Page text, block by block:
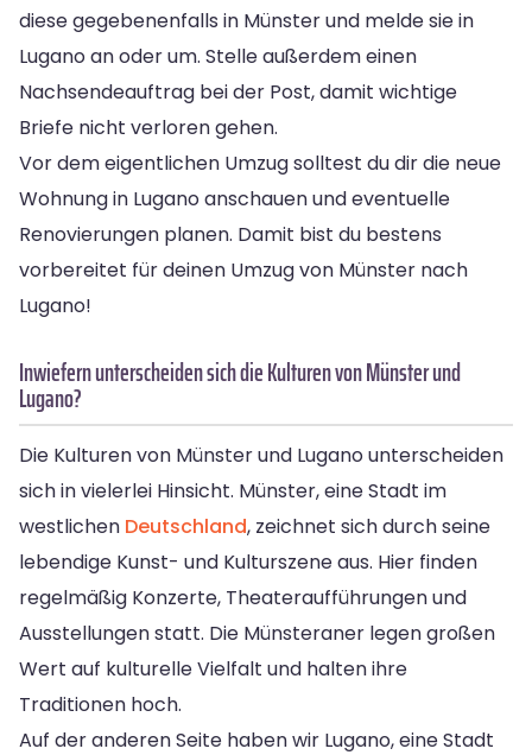
diese gegebenenfalls in Münster und melde sie in
Lugano an oder um. Stelle außerdem einen
Nachsendeauftrag bei der Post, damit wichtige
Briefe nicht verloren gehen.
Vor dem eigentlichen Umzug solltest du dir die neue
Wohnung in Lugano anschauen und eventuelle
Renovierungen planen. Damit bist du bestens
vorbereitet für deinen Umzug von Münster nach
Lugano!
Inwiefern unterscheiden sich die Kulturen von Münster und
Lugano?
Die Kulturen von Münster und Lugano unterscheiden
sich in vielerlei Hinsicht. Münster, eine Stadt im
westlichen Deutschland, zeichnet sich durch seine
lebendige Kunst- und Kulturszene aus. Hier finden
regelmäßig Konzerte, Theateraufführungen und
Ausstellungen statt. Die Münsteraner legen großen
Wert auf kulturelle Vielfalt und halten ihre
Traditionen hoch.
Auf der anderen Seite haben wir Lugano, eine Stadt